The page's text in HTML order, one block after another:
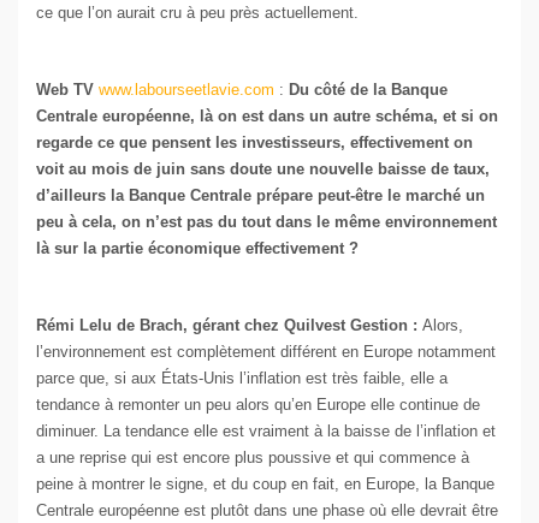
ce que l’on aurait cru à peu près actuellement.
Web TV www.labourseetlavie.com : Du côté de la Banque
Centrale européenne, là on est dans un autre schéma, et si on
regarde ce que pensent les investisseurs, effectivement on
voit au mois de juin sans doute une nouvelle baisse de taux,
d’ailleurs la Banque Centrale prépare peut-être le marché un
peu à cela, on n’est pas du tout dans le même environnement
là sur la partie économique effectivement ?
Rémi Lelu de Brach, gérant chez Quilvest Gestion : Alors,
l’environnement est complètement différent en Europe notamment
parce que, si aux États-Unis l’inflation est très faible, elle a
tendance à remonter un peu alors qu’en Europe elle continue de
diminuer. La tendance elle est vraiment à la baisse de l’inflation et
a une reprise qui est encore plus poussive et qui commence à
peine à montrer le signe, et du coup en fait, en Europe, la Banque
Centrale européenne est plutôt dans une phase où elle devrait être